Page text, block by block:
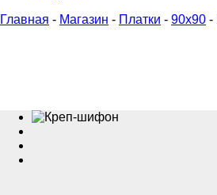
Главная - Магазин - Платки - 90x90 -